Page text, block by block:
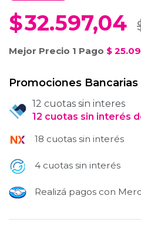
$32.597,04
Mejor Precio 1 Pago $
Promociones Bancarias
12 cuotas sin interes
12 cuotas sin interés
18 cuotas sin interés
4 cuotas sin interés
Realizá pagos con